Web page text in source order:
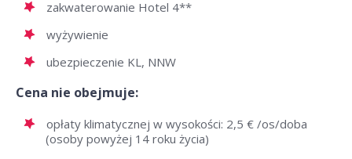
zakwaterowanie Hotel 4**
wyżywienie
ubezpieczenie KL, NNW
Cena nie obejmuje:
opłaty klimatycznej w wysokości: 2,5 € /os/doba
(osoby powyżej 14 roku życia)